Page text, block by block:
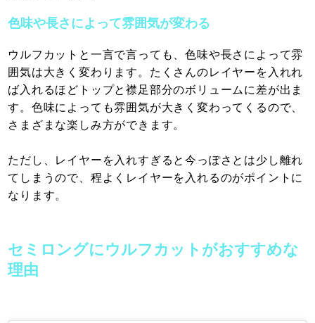
色味や長さによって雰囲気が変わる
ウルフカットと一言で言っても、色味や長さによって雰
囲気は大きく変わります。たくさんのレイヤーを入れれ
ば入れるほどトップと襟足部分のボリュームに差が出ま
す。色味によっても雰囲気が大きく変わってくるので、
さまざまな楽しみ方ができます。
ただし、レイヤーを入れすぎると今っぽさとは少し離れ
てしまうので、程よくレイヤーを入れるのがポイントに
なります。
セミロングにウルフカットがおすすめな
理由